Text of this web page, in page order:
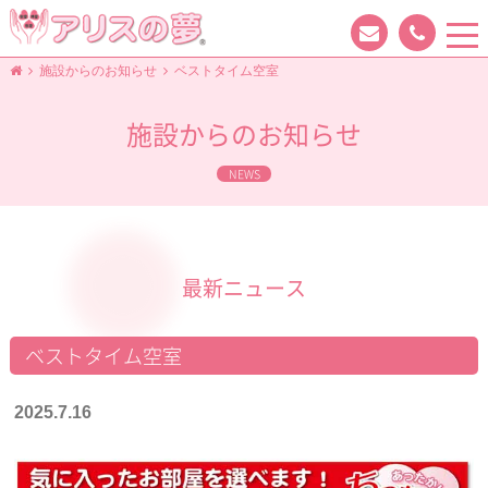
施設からのお知らせ ベストタイム空室
施設からのお知らせ
NEWS
最新ニュース
ベストタイム空室
2025.7.16